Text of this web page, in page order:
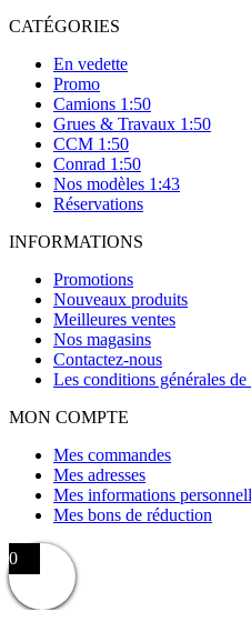
CATÉGORIES
En vedette
Promo
Camions 1:50
Grues & Travaux 1:50
CCM 1:50
Conrad 1:50
Nos modèles 1:43
Réservations
INFORMATIONS
Promotions
Nouveaux produits
Meilleures ventes
Nos magasins
Contactez-nous
Les conditions générales de
MON COMPTE
Mes commandes
Mes adresses
Mes informations
Mes bons de réduction
0